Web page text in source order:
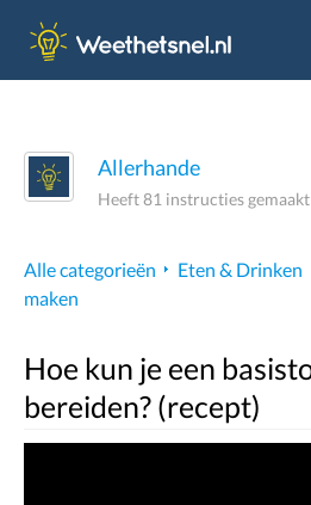
Allerhande
Heeft 81 instructies gemaakt
Alle categorieën Eten & Drinken
maken
Hoe kun je een
bereiden? (recept)